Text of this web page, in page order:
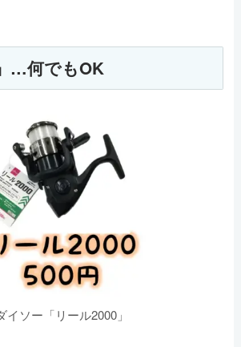
…何でもOK
イソー「リール2000」